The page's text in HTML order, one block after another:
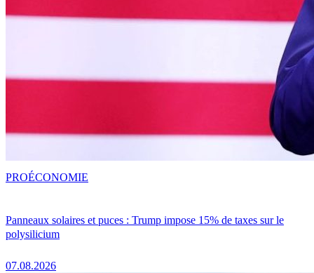
Panneaux solaires et puces : Trump impose 15% de taxes sur le
polysilicium
07.08.2026
PROÉCONOMIE